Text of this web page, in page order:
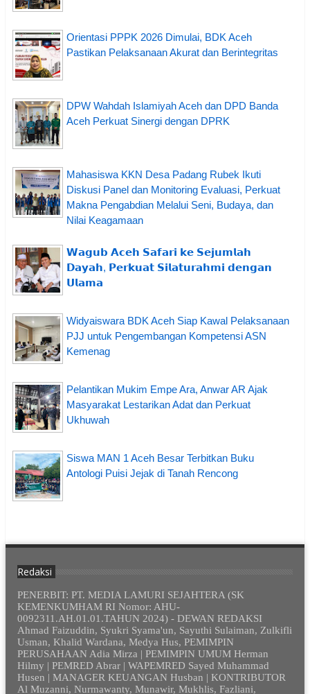
Orientasi PPPK 2026 Dimulai, BDK Aceh
Pastikan Pelaksanaan Akurat dan Berintegritas
DPW Wahdah Islamiyah Aceh dan DPD Banda
Aceh Perkuat Sinergi dengan DPRK
Mahasiswa KKN Desa Padang Rubek Ikuti
Diskusi Panel dan Monitoring Evaluasi, Perkuat
Makna Pengabdian Melalui Seni, Budaya, dan
Nilai Keagamaan
𝗪𝗮𝗴𝘂𝗯 𝗔𝗰𝗲𝗵 𝗦𝗮𝗳𝗮𝗿𝗶 𝗸𝗲 𝗦𝗲𝗷𝘂𝗺𝗹𝗮𝗵
𝗗𝗮𝘆𝗮𝗵, 𝗣𝗲𝗿𝗸𝘂𝗮𝘁 𝗦𝗶𝗹𝗮𝘁𝘂𝗿𝗮𝗵𝗺𝗶 𝗱𝗲𝗻𝗴𝗮𝗻
𝗨𝗹𝗮𝗺𝗮
Widyaiswara BDK Aceh Siap Kawal Pelaksanaan
PJJ untuk Pengembangan Kompetensi ASN
Kemenag
Pelantikan Mukim Empe Ara, Anwar AR Ajak
Masyarakat Lestarikan Adat dan Perkuat
Ukhuwah
Siswa MAN 1 Aceh Besar Terbitkan Buku
Antologi Puisi Jejak di Tanah Rencong
Redaksi
PENERBIT: PT. MEDIA LAMURI SEJAHTERA (SK
KEMENKUMHAM RI Nomor: AHU-
0092311.AH.01.01.TAHUN 2024) - DEWAN REDAKSI
Ahmad Faizuddin, Syukri Syama'un, Sayuthi Sulaiman, Zulkifli
Usman, Khalid Wardana, Medya Hus, PEMIMPIN
PERUSAHAAN Adia Mirza | PEMIMPIN UMUM Herman
Hilmy | PEMRED Abrar | WAPEMRED Sayed Muhammad
Husen | MANAGER KEUANGAN Husban | KONTRIBUTOR
Al Muzanni, Nurmawanty, Munawir, Mukhlis, Fazliani,